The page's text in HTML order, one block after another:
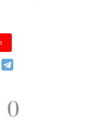
0